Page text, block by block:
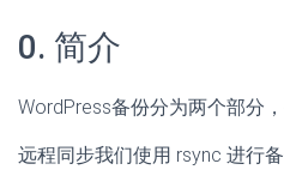
0. 简介
WordPress备份分为两个部分
远程同步我们使用 rsync 进行